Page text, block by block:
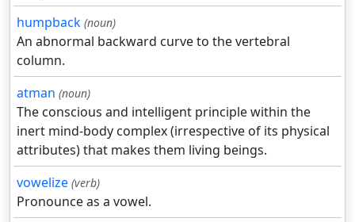
humpback (noun)
An abnormal backward curve to the vertebral
column.
atman (noun)
The conscious and intelligent principle within the
inert mind-body complex (irrespective of its physical
attributes) that makes them living beings.
vowelize (verb)
Pronounce as a vowel.